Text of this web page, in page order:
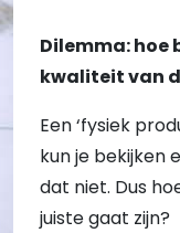
Dilemma: hoe
kwaliteit van
Een ‘fysiek
kun je bekijken
dat niet. Dus
juiste gaat zijn?